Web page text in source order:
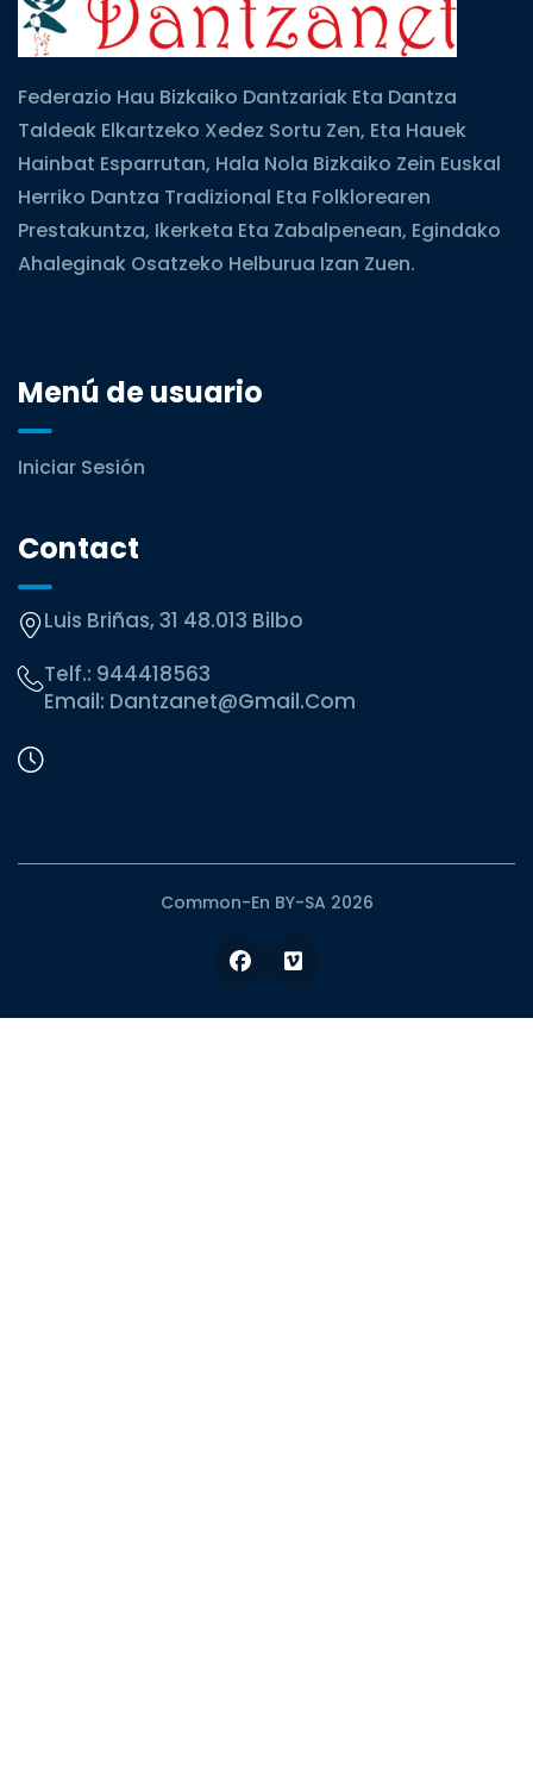
Federazio Hau Bizkaiko Dantzariak Eta Dantza
Taldeak Elkartzeko Xedez Sortu Zen, Eta Hauek
Hainbat Esparrutan, Hala Nola Bizkaiko Zein Euskal
Herriko Dantza Tradizional Eta Folklorearen
Prestakuntza, Ikerketa Eta Zabalpenean, Egindako
Ahaleginak Osatzeko Helburua Izan Zuen.
Menú de usuario
Iniciar Sesión
Contact
Luis Briñas, 31 48.013 Bilbo
Telf.: 944418563
Email: Dantzanet@gmail.com
Common-En BY-SA 2026
Facebook
Vimeo